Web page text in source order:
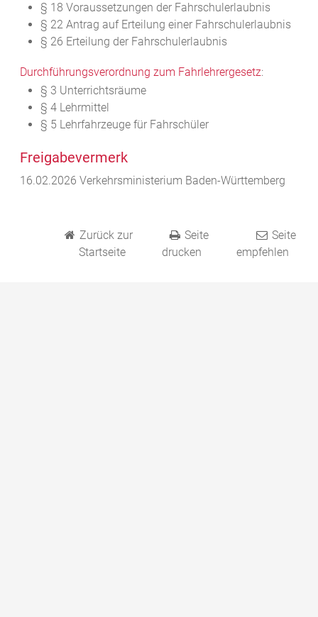
§ 18 Voraussetzungen der Fahrschulerlaubnis
§ 22 Antrag auf Erteilung einer Fahrschulerlaubnis
§ 26 Erteilung der Fahrschulerlaubnis
Durchführungsverordnung zum Fahrlehrergesetz:
§ 3 Unterrichtsräume
§ 4 Lehrmittel
§ 5 Lehrfahrzeuge für Fahrschüler
Freigabevermerk
16.02.2026 Verkehrsministerium Baden-Württemberg
Zurück zur
Startseite
Seite
drucken
Seite
empfehlen